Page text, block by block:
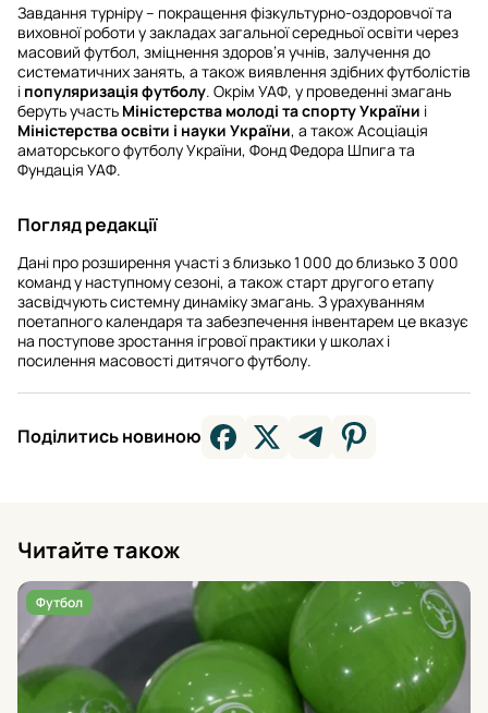
Завдання турніру – покращення фізкультурно-оздоровчої та
виховної роботи у закладах загальної середньої освіти через
масовий футбол, зміцнення здоров’я учнів, залучення до
систематичних занять, а також виявлення здібних футболістів
і популяризація футболу. Окрім УАФ, у проведенні змагань
беруть участь Міністерства молоді та спорту України і
Міністерства освіти і науки України, а також Асоціація
аматорського футболу України, Фонд Федора Шпига та
Фундація УАФ.
Погляд редакції
Дані про розширення участі з близько 1 000 до близько 3 000
команд у наступному сезоні, а також старт другого етапу
засвідчують системну динаміку змагань. З урахуванням
поетапного календаря та забезпечення інвентарем це вказує
на поступове зростання ігрової практики у школах і
посилення масовості дитячого футболу.
Поділитись новиною
Читайте також
Футбол